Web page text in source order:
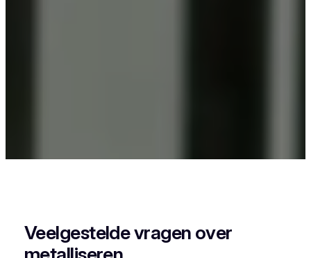
Veelgestelde vragen over